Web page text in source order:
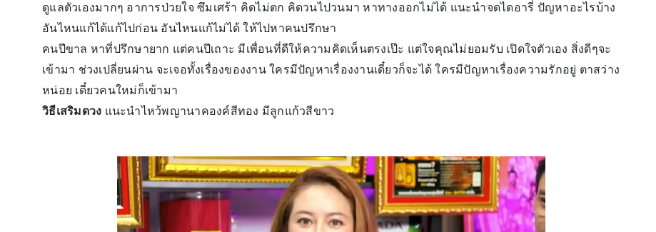
ดูแลตัวเองมากๆ อาการป่วยใจ ซึมเศร้า คิดไม่ตก คิดวนไปวนมา หาทางออกไม่ได้ แนะนำจดไดอารี่ ปัญหาอะไรบ้าง
อันไหนแก้ได้แก้ไปก่อน อันไหนแก้ไม่ได้ ให้ไปหาคนปรึกษา
คนปีขาล หาที่ปรึกษายาก แต่คนปีเถาะ มีเพื่อนที่ดีให้ความคิดเห็นตรงเป๊ะ แต่ใจคุณไม่ยอมรับ เปิดใจตัวเอง สิ่งดีๆจะ
เข้ามา ช่วงเปลี่ยนผ่าน จะเจอทั้งเรื่องของงาน ใครมีปัญหาเรื่องงานเดี๋ยวก็จะได้ ใครมีปัญหาเรื่องความรักอยู่ ตาสว่าง
หน่อย เดี๋ยวคนใหม่ก็เข้ามา
วิธีเสริมดวง แนะนำไหว้พญานาคองค์สีทอง มีลูกแก้วสีขาว